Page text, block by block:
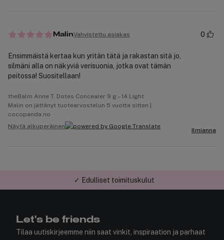
MalinVahvistettu asiakas 0
Ensimmäistä kertaa kun yritän tätä ja rakastan sitä jo,
silmäni alla on näkyviä verisuonia, jotka ovat tämän
peitossa! Suositellaan!
theBalm Anne T. Dotes Concealer 9 g – 14 Light
Malin on jättänyt tuotearvostelun 5 vuotta sitten |
cocopanda.no
Näytä alkuperäinen
Ilmianna
✓ Edulliset toimituskulut
Let's be friends
Tilaa uutiskirjeemme niin saat vinkit, inspiraation ja parhaat